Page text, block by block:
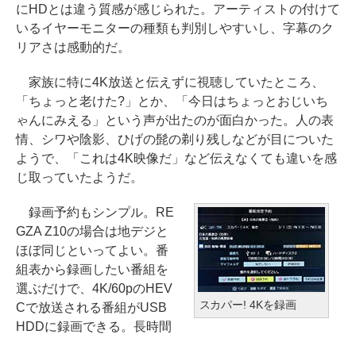
にHDとは違う質感が感じられた。アーティストの付けて
いるイヤーモニターの種類も判別しやすいし、字幕のク
リアさは感動的だ。
家族に特に4K放送と伝えずに視聴していたところ、
「ちょっと老けた?」とか、「今日はちょっとおじいち
ゃんにみえる」という声が出たのが面白かった。人の表
情、シワや陰影、ひげの髭の剃り残しなどが目についた
ようで、「これは4K映像だ」など伝えなくても違いを感
じ取っていたようだ。
スカパー! 4Kを録画
録画予約もシンプル。RE
GZA Z10の場合は地デジと
ほぼ同じといってよい。番
組表から録画したい番組を
選ぶだけで、4K/60pのHEV
Cで放送される番組がUSB
HDDに録画できる。長時間